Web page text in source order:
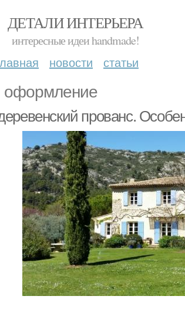
ДЕТАЛИ ИНТЕРЬЕРА
интересные идеи handmade!
новости статьи
оформление
прованс.